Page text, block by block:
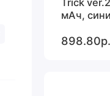
мАч,
898.80р.